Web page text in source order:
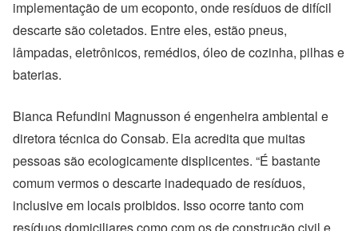
implementação de um ecoponto, onde resíduos de difícil
descarte são coletados. Entre eles, estão pneus,
lâmpadas, eletrônicos, remédios, óleo de cozinha, pilhas e
baterias.
Bianca Refundini Magnusson é engenheira ambiental e
diretora técnica do Consab. Ela acredita que muitas
pessoas são ecologicamente displicentes. “É bastante
comum vermos o descarte inadequado de resíduos,
inclusive em locais proibidos. Isso ocorre tanto com